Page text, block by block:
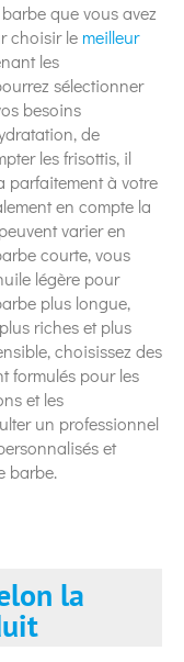
que vous avez
choisir le meilleur
les
sélectionner
besoins
de
les frisottis, il
parfaitement à votre
en compte la
varier en
courte, vous
légère pour
plus longue,
riches et plus
choisissez des
formulés pour les
et les
un professionnel
et
barbe.
la